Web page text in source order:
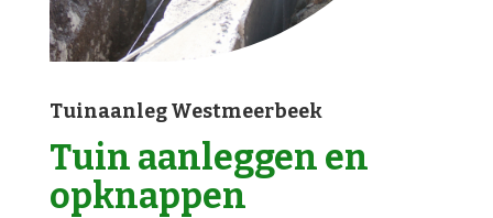
Tuinaanleg Westmeerbeek
Tuin aanleggen en
opknappen